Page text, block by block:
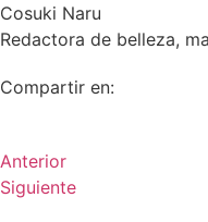
Cosuki Naru
Redactora de belleza,
Compartir en:
Anterior
Siguiente